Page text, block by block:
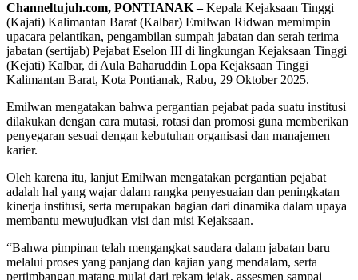
Channeltujuh.com, PONTIANAK –Kepala Kejaksaan Tinggi
(Kajati) Kalimantan Barat (Kalbar) Emilwan Ridwan memimpin
upacara pelantikan, pengambilan sumpah jabatan dan serah terima
jabatan (sertijab) Pejabat Eselon III di lingkungan Kejaksaan Tinggi
(Kejati) Kalbar, di Aula Baharuddin Lopa Kejaksaan Tinggi
Kalimantan Barat, Kota Pontianak, Rabu, 29 Oktober 2025.
Emilwan mengatakan bahwa pergantian pejabat pada suatu institusi
dilakukan dengan cara mutasi, rotasi dan promosi guna memberikan
penyegaran sesuai dengan kebutuhan organisasi dan manajemen
karier.
Oleh karena itu, lanjut Emilwan mengatakan pergantian pejabat
adalah hal yang wajar dalam rangka penyesuaian dan peningkatan
kinerja institusi, serta merupakan bagian dari dinamika dalam upaya
membantu mewujudkan visi dan misi Kejaksaan.
“Bahwa pimpinan telah mengangkat saudara dalam jabatan baru
melalui proses yang panjang dan kajian yang mendalam, serta
pertimbangan matang mulai dari rekam jejak, assesmen sampai